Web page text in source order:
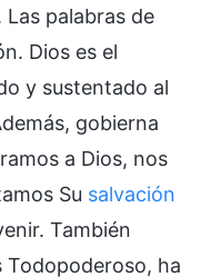
Las palabras de
Dios es el
y sustentado al
gobierna
a Dios, nos
Su salvación
También
Todopoderoso, ha